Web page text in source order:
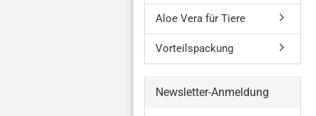
Aloe Vera für Tiere
Vorteilspackung
Newsletter-Anmeldung